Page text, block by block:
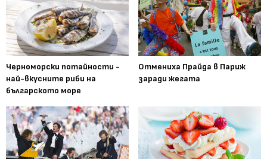
Черноморски потайности -
най-вкусните риби на
българското море
Отмениха Прайда в Париж
заради жегата